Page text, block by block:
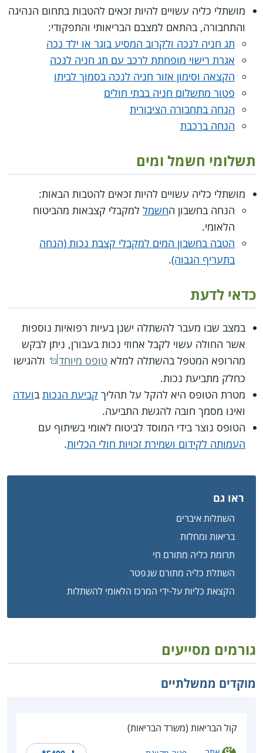
מושתלי כליה עשויים להיות זכאים להטבות בתחום הנהיגה
והתחבורה, בהתאם למצבם הבריאותי והתפקודי:
תג חניה לנכה ולקרוב המסיע בוגר או ילד נכה
אגרת רישוי מופחתת לרכב עם תג חניה לנכה
הקצאה וסימון אזור חניה לנכה בסמוך לביתו
פטור מתשלום חניה בבתי חולים
הנחה בתחבורה הציבורית
הנחה ברכבת
תשלומי חשמל ומים
מושתלי כליה עשויים להיות זכאים להטבות הבאות:
הנחה בחשבון החשמל למקבלי קצבאות מהביטוח
הלאומי.
הטבה בחשבון המים למקבלי קצבת נכות (הנחה
בתעריף הגבוה).
כדאי לדעת
במצב שבו מעבר להשתלה ישנן בעיות רפואיות נוספות
אשר החולה עשוי לקבל אחוזי נכות בעבורן, ניתן לבקש
מהרופא המטפל בהשתלה למלא טופס מיוחד
ולהגישו
כחלק מתביעת נכות.
מטרת הטופס היא להקל על תהליך קביעת הנכות בועדה
ואינו מסמך חובה להגשת התביעה.
הטופס נוצר בידי המוסד לביטוח לאומי בשיתוף עם
העמותה לקידום ושמירת זכויות חולי הכליות.
ראו גם
השתלות איברים
בריאות ומחלות
תרומת כליה מתורם חי
השתלת כליה מתורם שנפטר
הקצאת כליות על-ידי המרכז הלאומי להשתלות
גורמים מסייעים
מוקדים ממשלתיים
קול הבריאות (משרד הבריאות)